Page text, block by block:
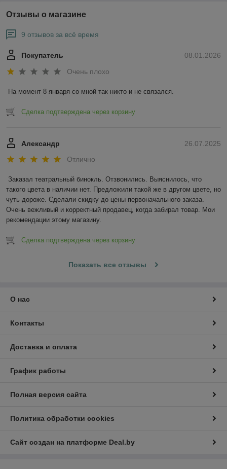
Отзывы о магазине
9 отзывов за всё время
08.01.2026
Покупатель
Очень плохо
На момент 8 января со мной так никто и не связался.
Сделка подтверждена через корзину
26.07.2025
Александр
Отлично
Заказал театральный бинокль. Отзвонились. Выяснилось, что
такого цвета в наличии нет. Предложили такой же в другом цвете, но
чуть дороже. Сделали скидку до цены первоначального заказа.
Очень вежливый и корректный продавец, когда забирал товар. Мои
рекомендации этому магазину.
Сделка подтверждена через корзину
Показать все отзывы
О нас
Контакты
Доставка и оплата
График работы
Полная версия сайта
Политика обработки cookies
Сайт создан на платформе Deal.by